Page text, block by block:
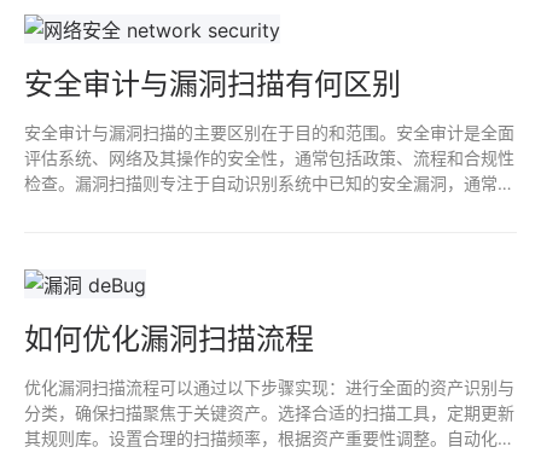
安全审计与漏洞扫描有何区别
安全审计与漏洞扫描的主要区别在于目的和范围。安全审计是全面
评估系统、网络及其操作的安全性，通常包括政策、流程和合规性
检查。漏洞扫描则专注于自动识别系统中已知的安全漏洞，通常作
如何优化漏洞扫描流程
优化漏洞扫描流程可以通过以下步骤实现：进行全面的资产识别与
分类，确保扫描聚焦于关键资产。选择合适的扫描工具，定期更新
其规则库。设置合理的扫描频率，根据资产重要性调整。自动化报